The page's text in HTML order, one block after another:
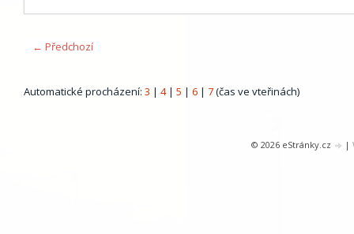
← Předchozí
Automatické procházení: 3 | 4| 5 | 6 | 7(čas ve vteřinách)
© 2026 eStránky.cz |